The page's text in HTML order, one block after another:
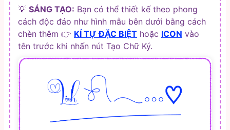
💡 SÁNG TẠO: Bạn có thể thiết kế theo phong
cách độc đáo như hình mẫu bên dưới bằng cách
chèn thêm 👉 KÍ TỰ ĐẶC BIỆT hoặc ICON vào
tên trước khi nhấn nút Tạo Chữ Ký.